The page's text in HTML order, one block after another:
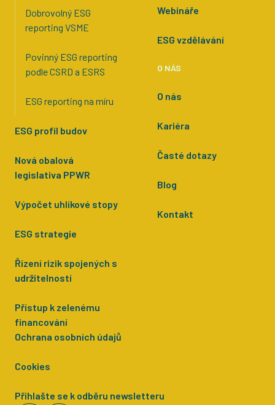
Dobrovolný ESG
reporting VSME
Povinný ESG reporting
podle CSRD a ESRS
ESG reporting na míru
ESG profil budov
Nová obalová
legislativa PPWR
Výpočet uhlíkové stopy
ESG strategie
Řízení rizik spojených s
udržitelností
Přístup k zelenému
financování
Webináře
ESG vzdělávání
O NÁS
O nás
Kariéra
Časté dotazy
Blog
Kontakt
Ochrana osobních údajů
Cookies
Přihlašte se k odběru newsletteru